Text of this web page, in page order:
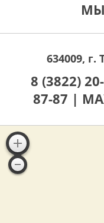
634009, г.
8 (3822)
87-87 |